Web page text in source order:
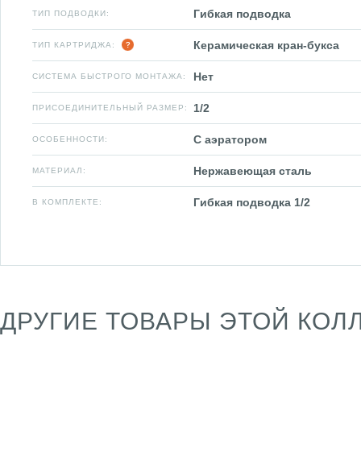
ТИП ПОДВОДКИ: Гибкая подводка
ТИП КАРТРИДЖА: Керамическая кран-букса
СИСТЕМА БЫСТРОГО МОНТАЖА: Нет
ПРИСОЕДИНИТЕЛЬНЫЙ РАЗМЕР: 1/2
ОСОБЕННОСТИ: С аэратором
МАТЕРИАЛ: Нержавеющая сталь
В КОМПЛЕКТЕ: Гибкая подводка 1/2
ДРУГИЕ ТОВАРЫ ЭТОЙ